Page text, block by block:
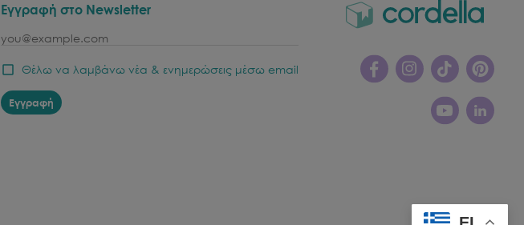
Εγγραφή στο Newsletter
email
Θέλω να λαμβάνω νέα & ενημερώσεις μέσω email
Εγγραφή